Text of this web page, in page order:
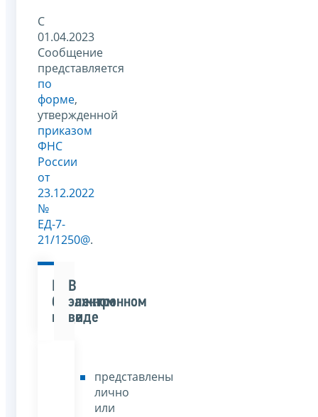
С
01.04.2023
Сообщение
представляется
по
форме,
утвержденной
приказом
ФНС
России
от
23.12.2022
№
ЕД-7-
21/1250@.
В
бумажном
виде
В
электронном
виде
представлены
лично
или